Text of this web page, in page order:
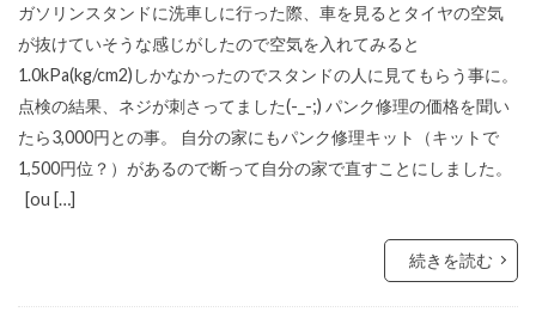
ガソリンスタンドに洗車しに行った際、車を見るとタイヤの空気
が抜けていそうな感じがしたので空気を入れてみると
1.0kPa(kg/cm2)しかなかったのでスタンドの人に見てもらう事に。
点検の結果、ネジが刺さってました(-_-;) パンク修理の価格を聞い
たら3,000円との事。 自分の家にもパンク修理キット（キットで
1,500円位？）があるので断って自分の家で直すことにしました。
[ou […]
続きを読む